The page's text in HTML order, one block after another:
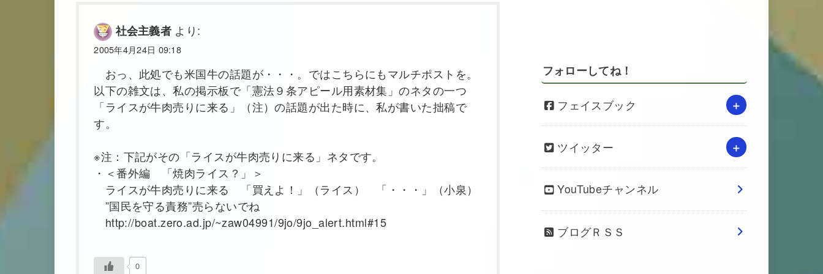
社会主義者 より:
2005年4月24日 09:18
おっ、此処でも米国牛の話題が・・・。ではこちらにもマルチポストを。
以下の雑文は、私の掲示板で「憲法９条アピール用素材集」のネタの一つ
「ライスが牛肉売りに来る」（注）の話題が出た時に、私が書いた拙稿で
す。
※注：下記がその「ライスが牛肉売りに来る」ネタです。
・＜番外編 「焼肉ライス？」＞
ライスが牛肉売りに来る 「買えよ！」（ライス） 「・・・」（小泉）
”国民を守る責務”売らないでね
http://boat.zero.ad.jp/~zaw04991/9jo/9jo_alert.html#15
0
フォローしてね！
フェイスブック
ツイッター
YouTubeチャンネル
ブログＲＳＳ